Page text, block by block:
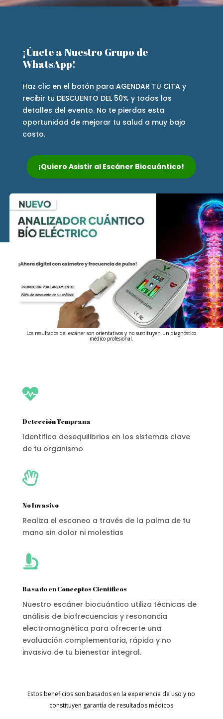
¡Únete a Nuestro Grupo de
WhatsApp!
Haz clic en el botón para AGENDAR TU CITA y
recibir tu DESCUENTO DEL 50% y todos los
detalles del evento. No te pierdas esta
oportunidad de mejorar tu salud a muy bajo
costo.
¡Quiero Asistir al Escáner Biocuántico!
Los resultados del escáner son orientativos y no sustituyen un diagnóstico
médico profesional.

Detección Temprana
Identifica desequilibrios en los sistemas clave
de tu organismo

No Invasivo
Realiza el escaneo a través de la palma de tu
mano sin dolor ni molestias

Basado en Conceptos Científicos
Nuestro escáner biocuántico utiliza técnicas de
análisis de biofrecuencias y resonancia
electromagnética para ofrecerte una
evaluación complementaria, rápida y no
invasiva de tu bienestar integral.
Estos beneficios son basados en la experiencia de uso y no
constituyen garantía de resultados médicos